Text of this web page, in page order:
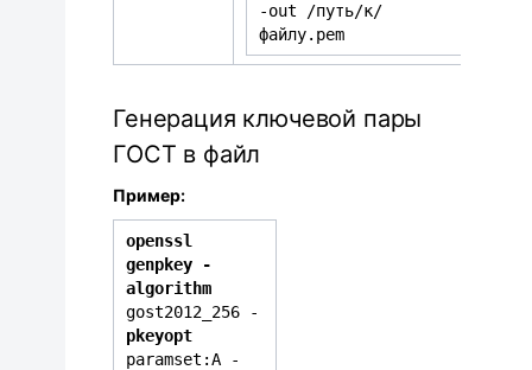
-out /путь/к/
файлу.pem
Генерация ключевой пары
ГОСТ в файл
Пример:
openssl
genpkey
-
algorithm
gost2012_256
-
pkeyopt
paramset:A
-